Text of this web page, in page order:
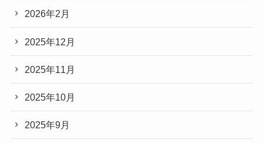
2026年2月
2025年12月
2025年11月
2025年10月
2025年9月